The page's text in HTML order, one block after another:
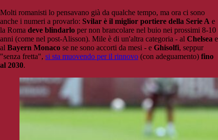
Molti romanisti lo pensavano già da qualche tempo, ma ora ci sono
anche i numeri a provarlo: Svilar è il miglior portiere della Serie A e
la Roma deve blindarlo per non brancolare nel buio nei prossimi 8-10
anni (come nel post-Alisson). Mile è di un'altra categoria - al Chelsea e
al Bayern Monaco se ne sono accorti da mesi - e Ghisolfi, seppur
"senza fretta", si sta muovendo per il rinnovo (con adeguamento) fino
al 2030.